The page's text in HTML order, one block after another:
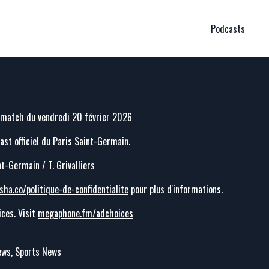
Podcasts
du vendredi 20 février 2026
officiel du Paris Saint-Germain.
Germain / T. Grivalliers
politique-de-confidentialite pour plus d'informations.
Visit megaphone.fm/adchoices
Sports News